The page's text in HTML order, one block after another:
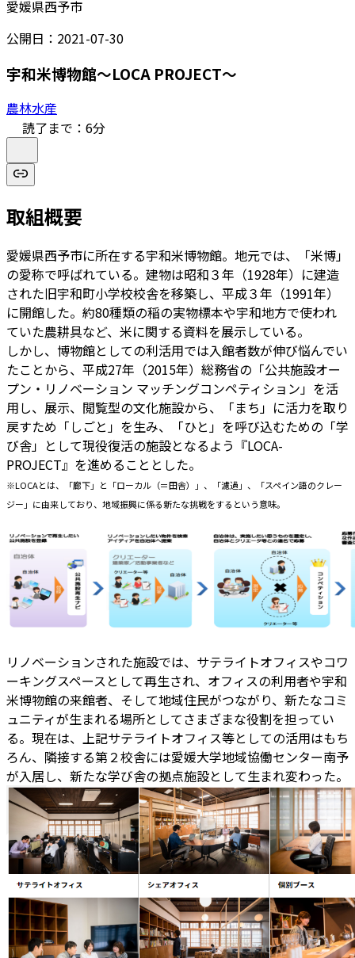
愛媛県西予市
公開日： 2021-07-30
宇和米博物館～LOCA PROJECT～
農林水産
読了まで： 6分
取組概要
愛媛県西予市に所在する宇和米博物館。地元では、「米博」
の愛称で呼ばれている。建物は昭和３年（1928年）に建造
された旧宇和町小学校校舎を移築し、平成３年（1991年）
に開館した。約80種類の稲の実物標本や宇和地方で使われ
ていた農耕具など、米に関する資料を展示している。
しかし、博物館としての利活用では入館者数が伸び悩んでい
たことから、平成27年（2015年）総務省の「公共施設オー
プン・リノベーション マッチングコンペティション」を活
用し、展示、閲覧型の文化施設から、「まち」に活力を取り
戻すため「しごと」を生み、「ひと」を呼び込むための「学
び舎」として現役復活の施設となるよう『LOCA-
PROJECT』を進めることとした。
※LOCAとは、「廊下」と「ローカル（＝田舎）」、「濾過」、「スペイン語のクレー
ジー」に由来しており、地域振興に係る新たな挑戦をするという意味。
リノベーションされた施設では、サテライトオフィスやコワ
ーキングスペースとして再生され、オフィスの利用者や宇和
米博物館の来館者、そして地域住民がつながり、新たなコミ
ュニティが生まれる場所としてさまざまな役割を担ってい
る。現在は、上記サテライトオフィス等としての活用はもち
ろん、隣接する第２校舎には愛媛大学地域協働センター南予
が入居し、新たな学び舎の拠点施設として生まれ変わった。